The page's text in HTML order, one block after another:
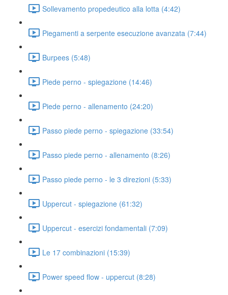
Sollevamento propedeutico alla lotta (4:42)
Piegamenti a serpente esecuzione avanzata (7:44)
Burpees (5:48)
Piede perno - spiegazione (14:46)
Piede perno - allenamento (24:20)
Passo piede perno - spiegazione (33:54)
Passo piede perno - allenamento (8:26)
Passo piede perno - le 3 direzioni (5:33)
Uppercut - spiegazione (61:32)
Uppercut - esercizi fondamentali (7:09)
Le 17 combinazioni (15:39)
Power speed flow - uppercut (8:28)